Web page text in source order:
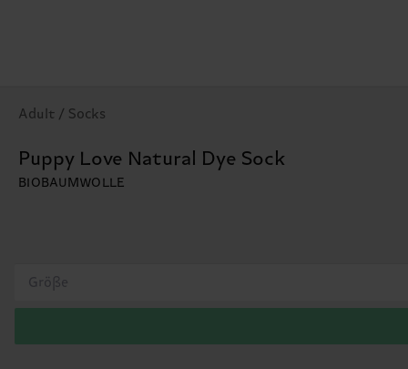
Adult / Socks
Puppy Love Natural Dye Sock
BIOBAUMWOLLE
Größe